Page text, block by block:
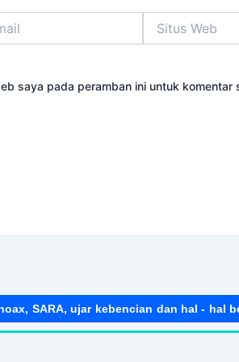
Web
saya pada peramban ini untuk komentar
SARA, ujar kebencian dan hal - hal